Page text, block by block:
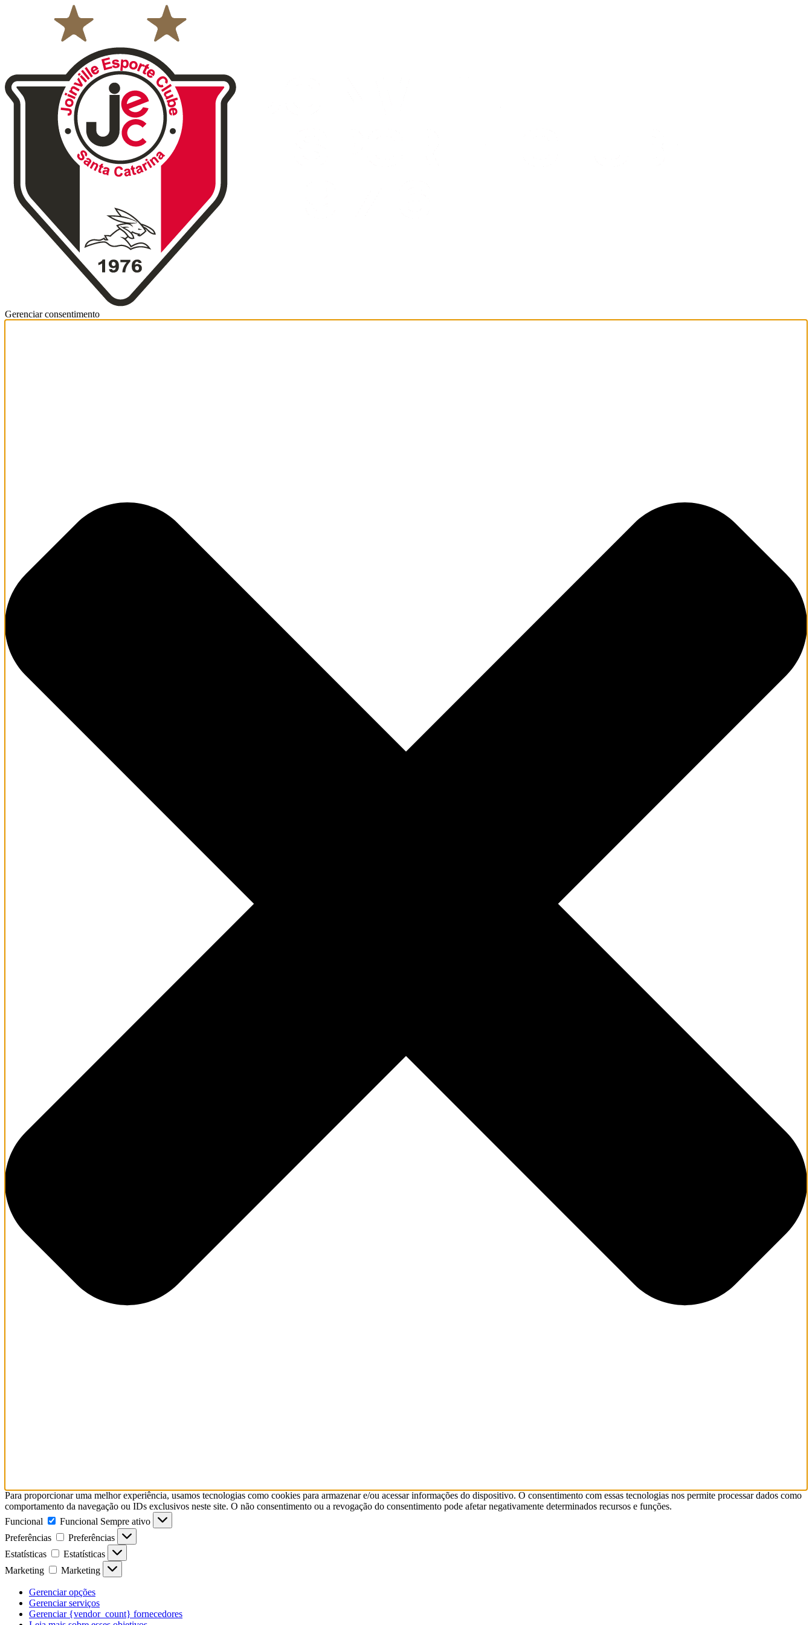
Gerenciar consentimento
Para proporcionar uma melhor experiência, usamos tecnologias como cookies para armazenar e/ou acessar informações do dispositivo. O consentimento com essas tecnologias nos permite processar dados como
comportamento da navegação ou IDs exclusivos neste site. O não consentimento ou a revogação do consentimento pode afetar negativamente determinados recursos e funções.
Funcional
Funcional Sempre ativo
Preferências
Preferências
Estatísticas
Estatísticas
Marketing
Marketing
Gerenciar opções
Gerenciar serviços
Gerenciar {vendor_count} fornecedores